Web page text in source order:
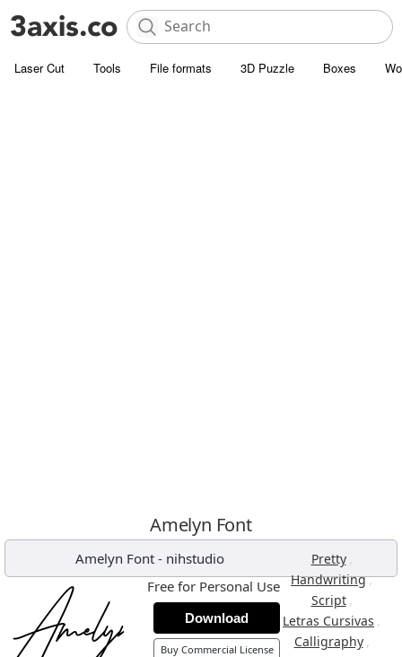
Laser Cut Tools File formats 3D Puzzle Boxes
Amelyn Font
Amelyn Font- nihstudio Pretty ,
Handwriting,
Script ,
Letras Cursivas ,
Calligraphy ,
Free for Personal Use
Download
Buy Commercial License